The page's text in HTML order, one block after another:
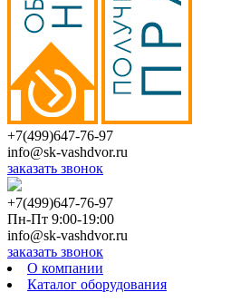
+7(499)647-76-97
info@sk-vashdvor.ru
заказать звонок
+7(499)647-76-97
Пн-Пт 9:00-19:00
info@sk-vashdvor.ru
заказать звонок
О компании
Каталог оборудования